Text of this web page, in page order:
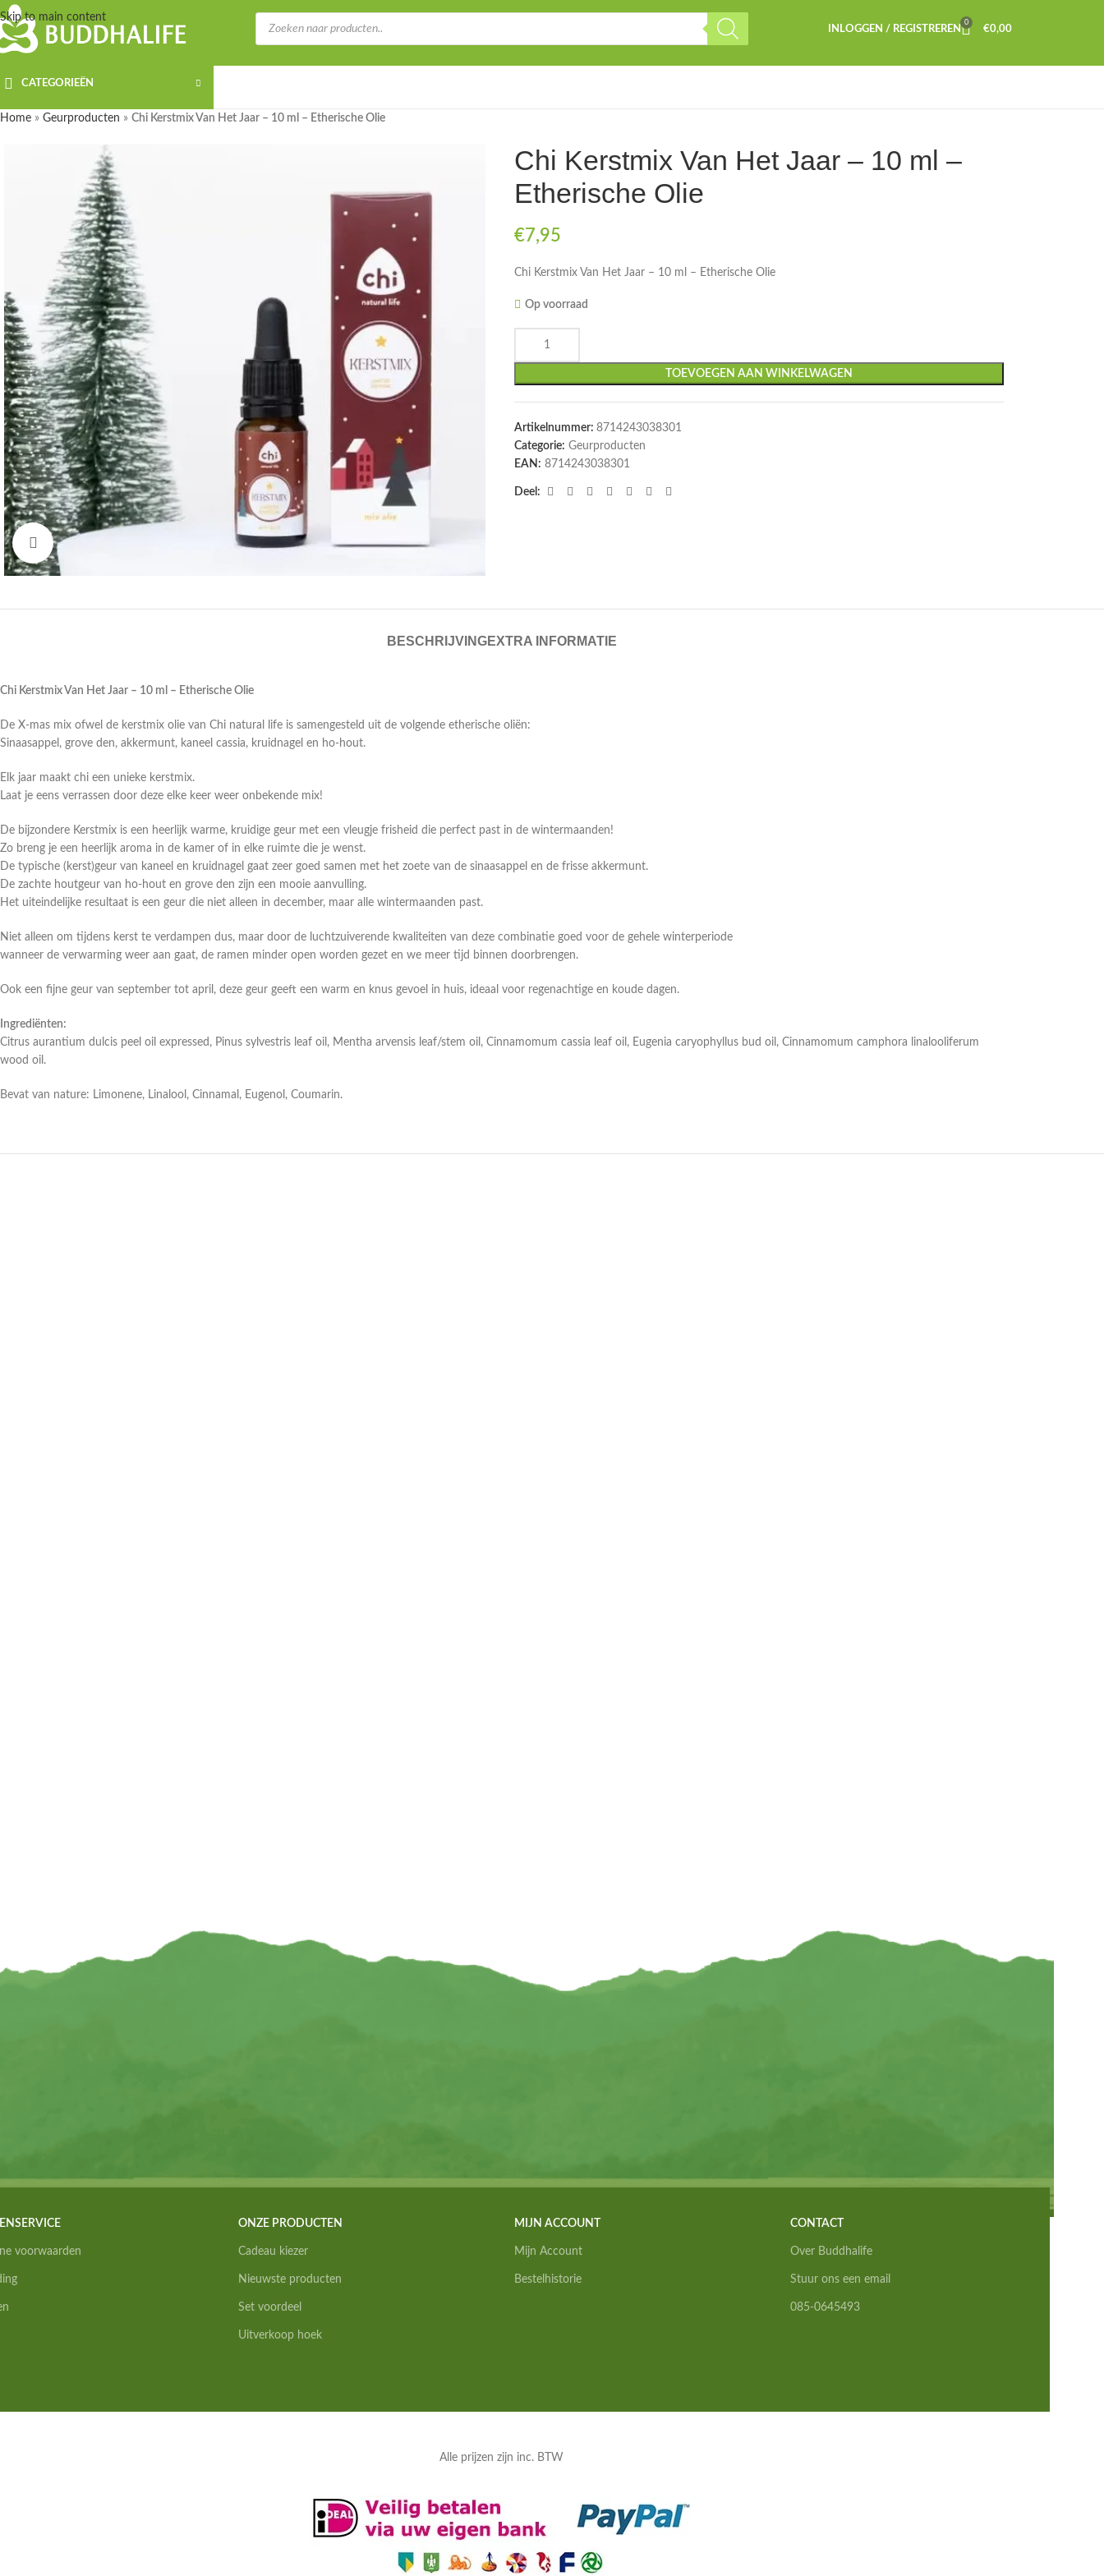
Skip to main content
INLOGGEN / REGISTREREN
0
€0,00
CATEGORIEËN
Home » Geurproducten » Chi Kerstmix Van Het Jaar – 10 ml – Etherische Olie
Druk om te vergroten
Chi Kerstmix Van Het Jaar – 10 ml –
Etherische Olie
€7,95
Chi Kerstmix Van Het Jaar – 10 ml – Etherische Olie
Op voorraad
TOEVOEGEN AAN WINKELWAGEN
Artikelnummer: 8714243038301
Categorie: Geurproducten
EAN: 8714243038301
Deel:
BESCHRIJVINGEXTRA INFORMATIE
Chi Kerstmix Van Het Jaar – 10 ml – Etherische Olie
De X-mas mix ofwel de kerstmix olie van Chi natural life is samengesteld uit de volgende etherische oliën:
Sinaasappel, grove den, akkermunt, kaneel cassia, kruidnagel en ho-hout.
Elk jaar maakt chi een unieke kerstmix.
Laat je eens verrassen door deze elke keer weer onbekende mix!
De bijzondere Kerstmix is een heerlijk warme, kruidige geur met een vleugje frisheid die perfect past in de wintermaanden!
Zo breng je een heerlijk aroma in de kamer of in elke ruimte die je wenst.
De typische (kerst)geur van kaneel en kruidnagel gaat zeer goed samen met het zoete van de sinaasappel en de frisse akkermunt.
De zachte houtgeur van ho-hout en grove den zijn een mooie aanvulling.
Het uiteindelijke resultaat is een geur die niet alleen in december, maar alle wintermaanden past.
Niet alleen om tijdens kerst te verdampen dus, maar door de luchtzuiverende kwaliteiten van deze combinatie goed voor de gehele winterperiode
wanneer de verwarming weer aan gaat, de ramen minder open worden gezet en we meer tijd binnen doorbrengen.
Ook een fijne geur van september tot april, deze geur geeft een warm en knus gevoel in huis, ideaal voor regenachtige en koude dagen.
Ingrediënten:
Citrus aurantium dulcis peel oil expressed, Pinus sylvestris leaf oil, Mentha arvensis leaf/stem oil, Cinnamomum cassia leaf oil, Eugenia caryophyllus bud oil, Cinnamomum camphora linalooliferum
wood oil.
Bevat van nature: Limonene, Linalool, Cinnamal, Eugenol, Coumarin.
voorwaarden
ONZE PRODUCTEN
Cadeau kiezer
Nieuwste producten
Set voordeel
Uitverkoop hoek
MIJN ACCOUNT
Mijn Account
Bestelhistorie
CONTACT
Over Buddhalife
Stuur ons een email
085-0645493
Alle prijzen zijn inc. BTW